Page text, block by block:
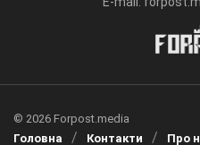
© 2026 Forpost.media
Головна
Контакти Про